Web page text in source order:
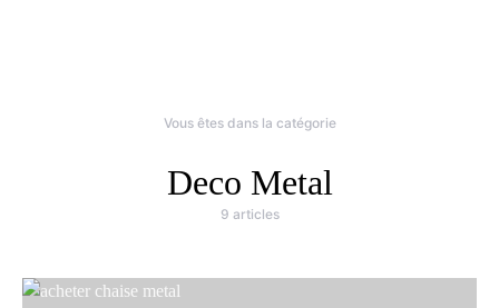
Vous êtes dans la catégorie
Deco Metal
9 articles